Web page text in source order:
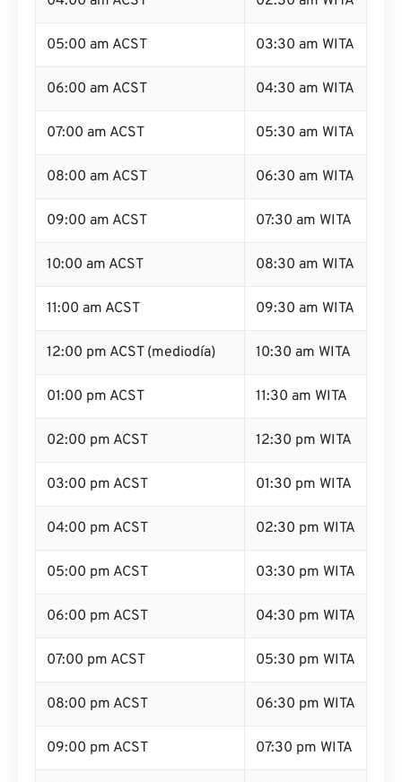
05:00 am ACST 03:30 am WITA
06:00 am ACST 04:30 am WITA
07:00 am ACST 05:30 am WITA
08:00 am ACST 06:30 am WITA
09:00 am ACST 07:30 am WITA
10:00 am ACST 08:30 am WITA
11:00 am ACST 09:30 am WITA
12:00 pm ACST (mediodía) 10:30 am WITA
01:00 pm ACST 11:30 am WITA
02:00 pm ACST 12:30 pm WITA
03:00 pm ACST 01:30 pm WITA
04:00 pm ACST 02:30 pm WITA
05:00 pm ACST 03:30 pm WITA
06:00 pm ACST 04:30 pm WITA
07:00 pm ACST 05:30 pm WITA
08:00 pm ACST 06:30 pm WITA
09:00 pm ACST 07:30 pm WITA